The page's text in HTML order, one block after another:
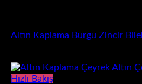
Altın Kaplama Burgu Zincir
Hızlı Bakış